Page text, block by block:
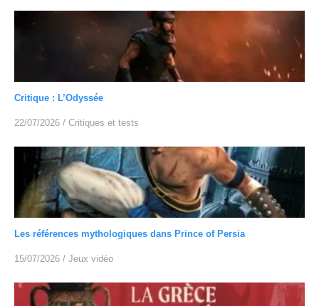
Critique : L’Odyssée
22/07/2026 / Critiques et tests
Les références mythologiques dans Prince of Persia
15/07/2026 / Jeux vidéo